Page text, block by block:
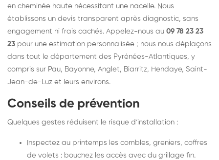
en cheminée haute nécessitant une nacelle. Nous
établissons un devis transparent après diagnostic, sans
engagement ni frais cachés. Appelez-nous au 09 78 23 23
23 pour une estimation personnalisée ; nous nous déplaçons
dans tout le département des Pyrénées-Atlantiques, y
compris sur Pau, Bayonne, Anglet, Biarritz, Hendaye, Saint-
Jean-de-Luz et leurs environs.
Conseils de prévention
Quelques gestes réduisent le risque d'installation :
Inspectez au printemps les combles, greniers, coffres
de volets : bouchez les accès avec du grillage fin.